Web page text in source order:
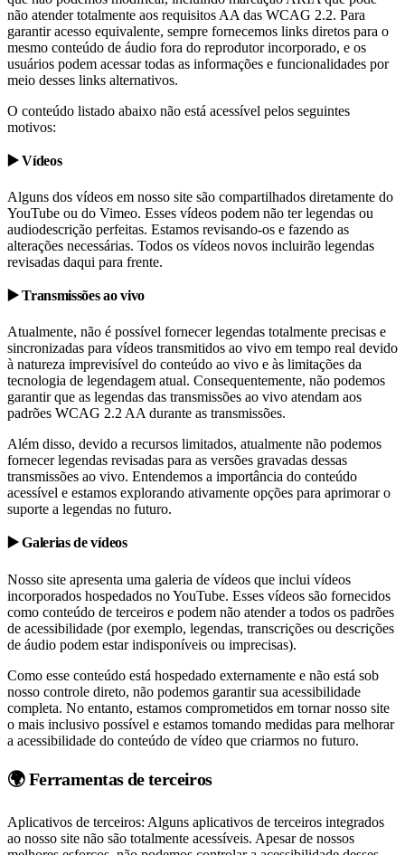
não atender totalmente aos requisitos AA das WCAG 2.2. Para
garantir acesso equivalente, sempre fornecemos links diretos para o
mesmo conteúdo de áudio fora do reprodutor incorporado, e os
usuários podem acessar todas as informações e funcionalidades por
meio desses links alternativos.
O conteúdo listado abaixo não está acessível pelos seguintes
motivos:
▶️ Vídeos
Alguns dos vídeos em nosso site são compartilhados diretamente do
YouTube ou do Vimeo. Esses vídeos podem não ter legendas ou
audiodescrição perfeitas. Estamos revisando-os e fazendo as
alterações necessárias. Todos os vídeos novos incluirão legendas
revisadas daqui para frente.
▶️ Transmissões ao vivo
Atualmente, não é possível fornecer legendas totalmente precisas e
sincronizadas para vídeos transmitidos ao vivo em tempo real devido
à natureza imprevisível do conteúdo ao vivo e às limitações da
tecnologia de legendagem atual. Consequentemente, não podemos
garantir que as legendas das transmissões ao vivo atendam aos
padrões WCAG 2.2 AA durante as transmissões.
Além disso, devido a recursos limitados, atualmente não podemos
fornecer legendas revisadas para as versões gravadas dessas
transmissões ao vivo. Entendemos a importância do conteúdo
acessível e estamos explorando ativamente opções para aprimorar o
suporte a legendas no futuro.
▶️ Galerias de vídeos
Nosso site apresenta uma galeria de vídeos que inclui vídeos
incorporados hospedados no YouTube. Esses vídeos são fornecidos
como conteúdo de terceiros e podem não atender a todos os padrões
de acessibilidade (por exemplo, legendas, transcrições ou descrições
de áudio podem estar indisponíveis ou imprecisas).
Como esse conteúdo está hospedado externamente e não está sob
nosso controle direto, não podemos garantir sua acessibilidade
completa. No entanto, estamos comprometidos em tornar nosso site
o mais inclusivo possível e estamos tomando medidas para melhorar
a acessibilidade do conteúdo de vídeo que criarmos no futuro.
🌍 Ferramentas de terceiros
Aplicativos de terceiros: Alguns aplicativos de terceiros integrados
ao nosso site não são totalmente acessíveis. Apesar de nossos